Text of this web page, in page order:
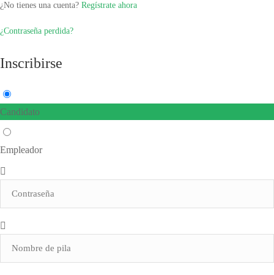
¿No tienes una cuenta? Regístrate ahora
¿Contraseña perdida?
Inscribirse
Candidato
Empleador